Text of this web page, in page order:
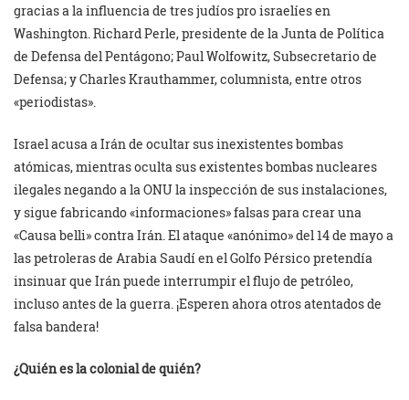
gracias a la influencia de tres judíos pro israelíes en
Washington. Richard Perle, presidente de la Junta de Política
de Defensa del Pentágono; Paul Wolfowitz, Subsecretario de
Defensa; y Charles Krauthammer, columnista, entre otros
«periodistas».
Israel acusa a Irán de ocultar sus inexistentes bombas
atómicas, mientras oculta sus existentes bombas nucleares
ilegales negando a la ONU la inspección de sus instalaciones,
y sigue fabricando «informaciones» falsas para crear una
«Causa belli» contra Irán. El ataque «anónimo» del 14 de mayo a
las petroleras de Arabia Saudí en el Golfo Pérsico pretendía
insinuar que Irán puede interrumpir el flujo de petróleo,
incluso antes de la guerra. ¡Esperen ahora otros atentados de
falsa bandera!
¿Quién es la colonial de quién?